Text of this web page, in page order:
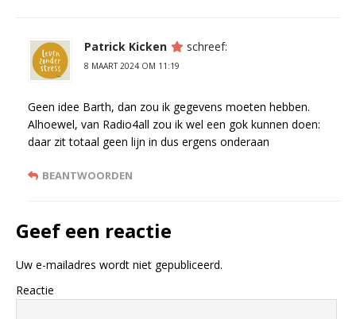
Patrick Kicken schreef:
8 MAART 2024 OM 11:19
Geen idee Barth, dan zou ik gegevens moeten hebben.
Alhoewel, van Radio4all zou ik wel een gok kunnen doen:
daar zit totaal geen lijn in dus ergens onderaan
BEANTWOORDEN
Geef een reactie
Uw e-mailadres wordt niet gepubliceerd.
Reactie